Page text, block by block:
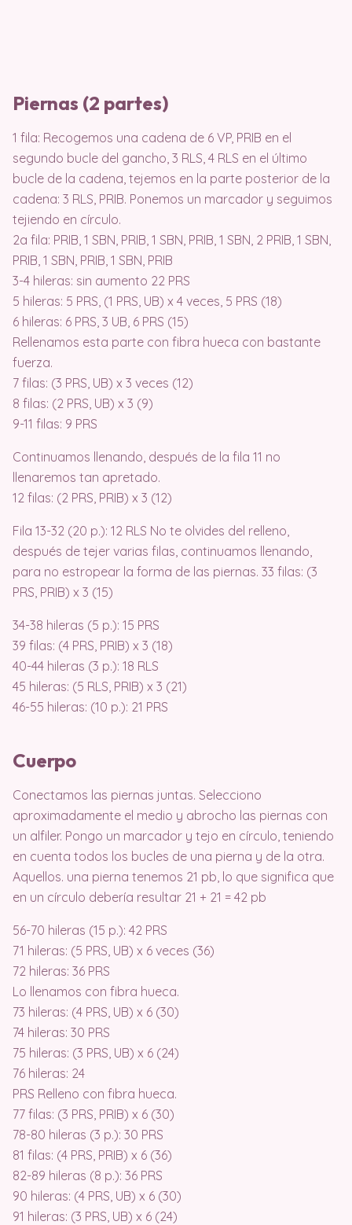
Piernas (2 partes)
1 fila: Recogemos una cadena de 6 VP, PRIB en el
segundo bucle del gancho, 3 RLS, 4 RLS en el último
bucle de la cadena, tejemos en la parte posterior de la
cadena: 3 RLS, PRIB. Ponemos un marcador y seguimos
tejiendo en círculo.
2a fila: PRIB, 1 SBN, PRIB, 1 SBN, PRIB, 1 SBN, 2 PRIB, 1 SBN,
PRIB, 1 SBN, PRIB, 1 SBN, PRIB
3-4 hileras: sin aumento 22 PRS
5 hileras: 5 PRS, (1 PRS, UB) x 4 veces, 5 PRS (18)
6 hileras: 6 PRS, 3 UB, 6 PRS (15)
Rellenamos esta parte con fibra hueca con bastante
fuerza.
7 filas: (3 PRS, UB) x 3 veces (12)
8 filas: (2 PRS, UB) x 3 (9)
9-11 filas: 9 PRS
Continuamos llenando, después de la fila 11 no
llenaremos tan apretado.
12 filas: (2 PRS, PRIB) x 3 (12)
Fila 13-32 (20 p.): 12 RLS No te olvides del relleno,
después de tejer varias filas, continuamos llenando,
para no estropear la forma de las piernas. 33 filas: (3
PRS, PRIB) x 3 (15)
34-38 hileras (5 p.): 15 PRS
39 filas: (4 PRS, PRIB) x 3 (18)
40-44 hileras (3 p.): 18 RLS
45 hileras: (5 RLS, PRIB) x 3 (21)
46-55 hileras: (10 p.): 21 PRS
Cuerpo
Conectamos las piernas juntas. Selecciono
aproximadamente el medio y abrocho las piernas con
un alfiler. Pongo un marcador y tejo en círculo, teniendo
en cuenta todos los bucles de una pierna y de la otra.
Aquellos. una pierna tenemos 21 pb, lo que significa que
en un círculo debería resultar 21 + 21 = 42 pb
56-70 hileras (15 p.): 42 PRS
71 hileras: (5 PRS, UB) x 6 veces (36)
72 hileras: 36 PRS
Lo llenamos con fibra hueca.
73 hileras: (4 PRS, UB) x 6 (30)
74 hileras: 30 PRS
75 hileras: (3 PRS, UB) x 6 (24)
76 hileras: 24
PRS Relleno con fibra hueca.
77 filas: (3 PRS, PRIB) x 6 (30)
78-80 hileras (3 p.): 30 PRS
81 filas: (4 PRS, PRIB) x 6 (36)
82-89 hileras (8 p.): 36 PRS
90 hileras: (4 PRS, UB) x 6 (30)
91 hileras: (3 PRS, UB) x 6 (24)